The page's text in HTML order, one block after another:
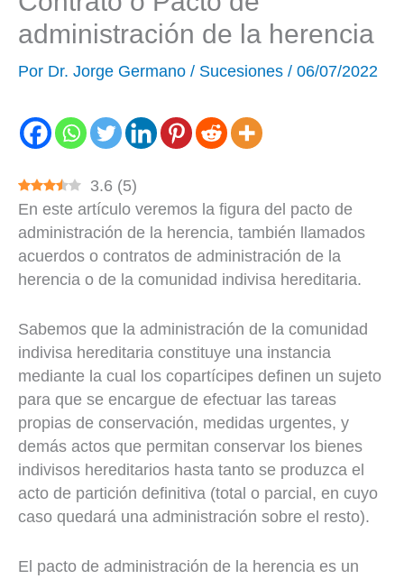
administración de la herencia
Por Dr. Jorge Germano / Sucesiones / 06/07/2022
3.6 (5)
En este artículo veremos la figura del pacto de
administración de la herencia, también llamados
acuerdos o contratos de administración de la
herencia o de la comunidad indivisa hereditaria.
Sabemos que la administración de la comunidad
indivisa hereditaria constituye una instancia
mediante la cual los copartícipes definen un sujeto
para que se encargue de efectuar las tareas
propias de conservación, medidas urgentes, y
demás actos que permitan conservar los bienes
indivisos hereditarios hasta tanto se produzca el
acto de partición definitiva (total o parcial, en cuyo
caso quedará una administración sobre el resto).
El pacto de administración de la herencia es un